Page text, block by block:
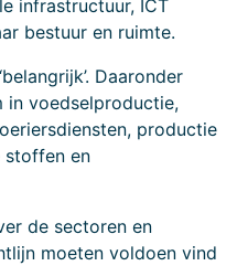
infrastructuur, ICT
bestuur en ruimte.
Daaronder
in voedselproductie,
productie
stoffen en
de sectoren en
moeten voldoen vind